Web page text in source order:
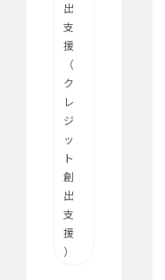
出
支
援
（
ク
レ
ジ
ッ
ト
創
出
支
援
）